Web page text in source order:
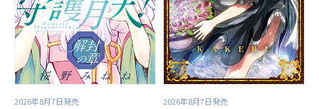
2026年8月7日発売 2026年8月7日発売